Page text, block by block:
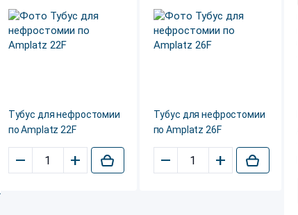
Тубус для нефростомии
по Amplatz 22F
– +
Тубус для нефростомии
по Amplatz 26F
– +